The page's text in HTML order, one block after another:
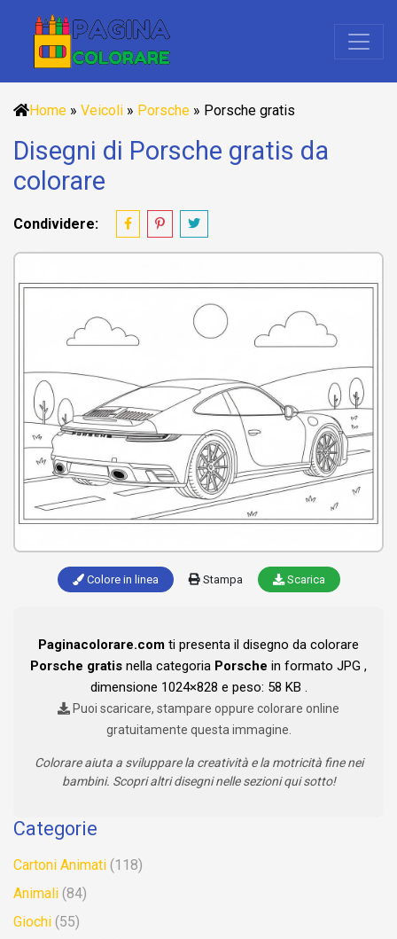
Home » Veicoli » Porsche » Porsche gratis
Disegni di Porsche gratis da
colorare
Condividere:
Colore in linea Stampa Scarica
Paginacolorare.com ti presenta il disegno da colorare
Porsche gratis nella categoria Porsche in formato JPG ,
dimensione 1024×828 e peso: 58 KB .
Puoi scaricare, stampare oppure colorare online
gratuitamente questa immagine.
Colorare aiuta a sviluppare la creatività e la motricità fine nei
bambini. Scopri altri disegni nelle sezioni qui sotto!
Categorie
Cartoni Animati (118)
Animali (84)
Giochi (55)